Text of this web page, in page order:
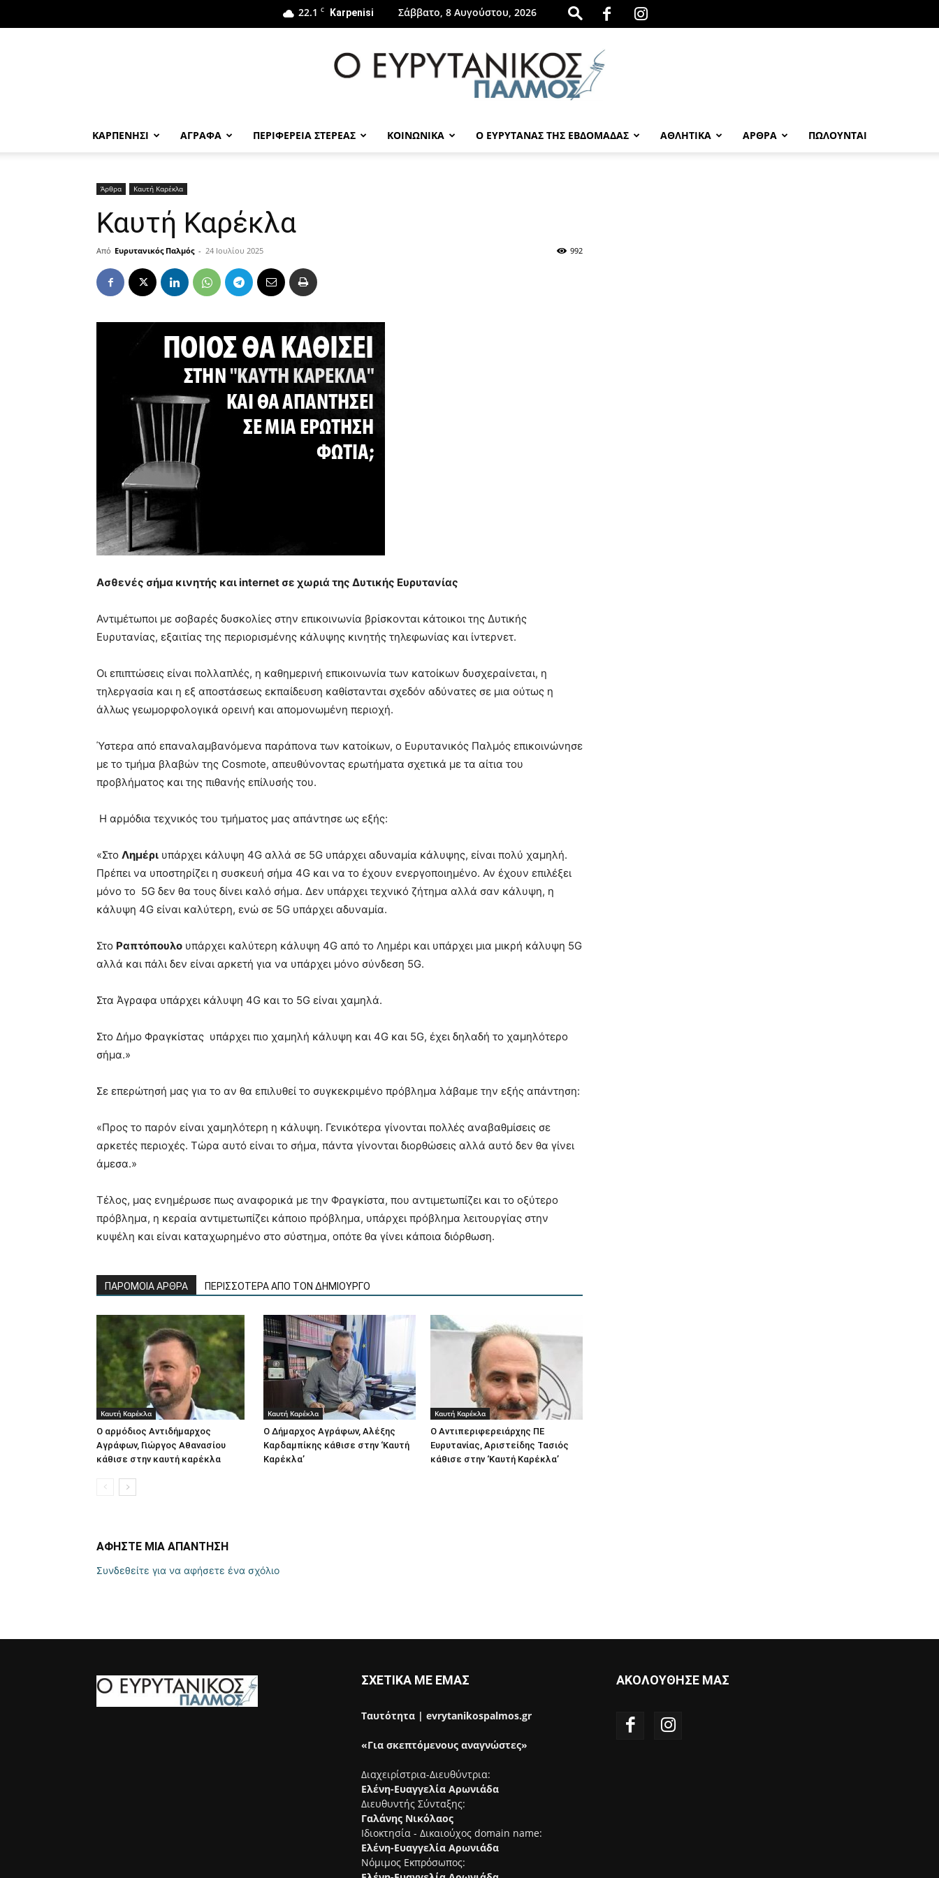
22.1 C Karpenisi Σάββατο, 8 Αυγούστου, 2026
ΚΑΡΠΕΝΗΣΙ ΑΓΡΑΦΑ ΠΕΡΙΦΕΡΕΙΑ ΣΤΕΡΕΑΣ ΚΟΙΝΩΝΙΚΑ Ο ΕΥΡΥΤΑΝΑΣ ΤΗΣ ΕΒΔΟΜΑΔΑΣ ΑΘΛΗΤΙΚΑ ΑΡΘΡΑ ΠΩΛΟΎΝΤΑΙ
Άρθρα Καυτή Καρέκλα
Καυτή Καρέκλα
Από Ευρυτανικός Παλμός - 24 Ιουλίου 2025 992
Ασθενές σήμα κινητής καιinternet σε χωριά της Δυτικής Ευρυτανίας
Αντιμέτωποι με σοβαρές δυσκολίες στην επικοινωνία βρίσκονται κάτοικοι της Δυτικής
Ευρυτανίας, εξαιτίας της περιορισμένης κάλυψης κινητής τηλεφωνίας και ίντερνετ.
Οι επιπτώσεις είναι πολλαπλές, η καθημερινή επικοινωνία των κατοίκων δυσχεραίνεται, η
τηλεργασία και η εξ αποστάσεως εκπαίδευση καθίστανται σχεδόν αδύνατες σε μια ούτως η
άλλως γεωμορφολογικά ορεινή και απομονωμένη περιοχή.
Ύστερα από επαναλαμβανόμενα παράπονα των κατοίκων, ο Ευρυτανικός Παλμός επικοινώνησε
με το τμήμα βλαβών της Cosmote, απευθύνοντας ερωτήματα σχετικά με τα αίτια του
προβλήματος και της πιθανής επίλυσής του.
Η αρμόδια τεχνικός του τμήματος μας απάντησε ως εξής:
«Στο Λημέρι υπάρχει κάλυψη 4G αλλά σε 5G υπάρχει αδυναμία κάλυψης, είναι πολύ χαμηλή.
Πρέπει να υποστηρίζει η συσκευή σήμα 4G και να το έχουν ενεργοποιημένο. Αν έχουν επιλέξει
μόνο το 5G δεν θα τους δίνει καλό σήμα. Δεν υπάρχει τεχνικό ζήτημα αλλά σαν κάλυψη, η
κάλυψη 4G είναι καλύτερη, ενώ σε 5G υπάρχει αδυναμία.
Στο Ραπτόπουλο υπάρχει καλύτερη κάλυψη 4G από το Λημέρι και υπάρχει μια μικρή κάλυψη 5G
αλλά και πάλι δεν είναι αρκετή για να υπάρχει μόνο σύνδεση 5G.
Στα Άγραφα υπάρχει κάλυψη 4G και το 5G είναι χαμηλά.
Στο Δήμο Φραγκίστας υπάρχει πιο χαμηλή κάλυψη και 4G και 5G, έχει δηλαδή το χαμηλότερο
σήμα.»
Σε επερώτησή μας για το αν θα επιλυθεί το συγκεκριμένο πρόβλημα λάβαμε την εξής απάντηση:
«Προς το παρόν είναι χαμηλότερη η κάλυψη. Γενικότερα γίνονται πολλές αναβαθμίσεις σε
αρκετές περιοχές. Τώρα αυτό είναι το σήμα, πάντα γίνονται διορθώσεις αλλά αυτό δεν θα γίνει
άμεσα.»
Τέλος, μας ενημέρωσε πως αναφορικά με την Φραγκίστα, που αντιμετωπίζει και το οξύτερο
πρόβλημα, η κεραία αντιμετωπίζει κάποιο πρόβλημα, υπάρχει πρόβλημα λειτουργίας στην
κυψέλη και είναι καταχωρημένο στο σύστημα, οπότε θα γίνει κάποια διόρθωση.
ΠΑΡΟΜΟΙΑ ΑΡΘΡΑ ΠΕΡΙΣΣΟΤΕΡΑ ΑΠΟ ΤΟΝ ΔΗΜΙΟΥΡΓΟ
Καυτή Καρέκλα
Ο αρμόδιος Αντιδήμαρχος
Αγράφων, Γιώργος Αθανασίου
κάθισε στην καυτή καρέκλα
Καυτή Καρέκλα
Ο Δήμαρχος Αγράφων, Αλέξης
Καρδαμπίκης κάθισε στην ‘Καυτή
Καρέκλα’
Καυτή Καρέκλα
Ο Αντιπεριφερειάρχης ΠΕ
Ευρυτανίας, Αριστείδης Τασιός
κάθισε στην ‘Καυτή Καρέκλα’
ΑΦΗΣΤΕ ΜΙΑ ΑΠΑΝΤΗΣΗ
Συνδεθείτε για να αφήσετε ένα σχόλιο
ΣΧΕΤΙΚΑ ΜΕ ΕΜΑΣ
Ταυτότητα | evrytanikospalmos.gr
«Για σκεπτόμενους αναγνώστες»
Διαχειρίστρια-Διευθύντρια:
Ελένη-Ευαγγελία Αρωνιάδα
Διευθυντής Σύνταξης:
Γαλάνης Νικόλαος
Ιδιοκτησία - Δικαιούχος domain name:
Ελένη-Ευαγγελία Αρωνιάδα
Νόμιμος Εκπρόσωπος:
ΑΚΟΛΟΥΘΗΣΕ ΜΑΣ